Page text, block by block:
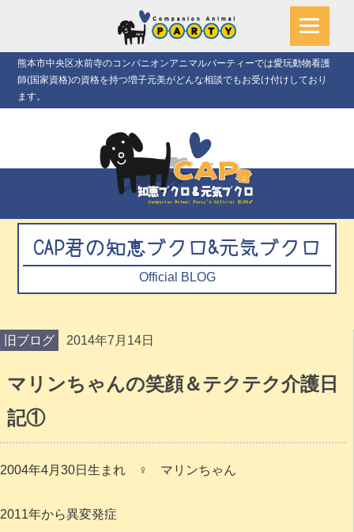
熊本市中央区水前寺のコンパニオンアニマルパーティーでは愛玩動物看護
師(国家資格)の資格を持つ増子元美がどんな相談でもお受け付けしており
ます。
CAP君の知恵ブクロ&元気ブクロ
Official BLOG
旧ブログ 2014年7月14日
マリンちゃんの笑顔＆テクテク介護日
記①
2004年4月30日生まれ ♀ マリンちゃん
2011年から異変発症